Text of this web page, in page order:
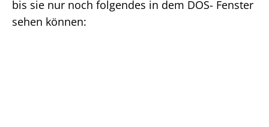
bis sie nur noch folgendes in dem DOS- Fenster
sehen können: